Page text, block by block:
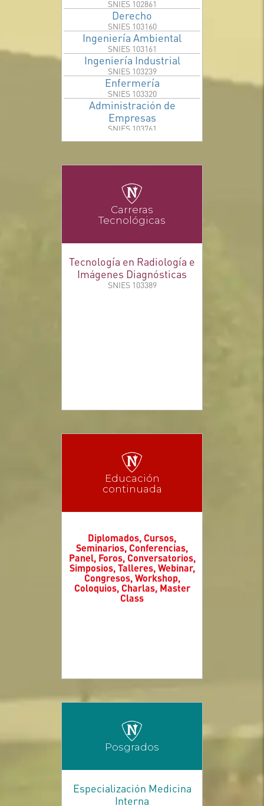
Derecho
Ingeniería Ambiental
Ingeniería Industrial
Enfermería
Administración de
Empresas
Biología
Carreras
Tecnológicas
Tecnología en Radiología e
Imágenes Diagnósticas
Educación
continuada
Diplomados, Cursos,
Seminarios, Conferencias,
Panel, Foros, Conversatorios,
Simposios, Talleres, Webinar,
Congresos, Workshop,
Coloquios, Charlas, Master
Class
Posgrados
Especialización Medicina
Interna